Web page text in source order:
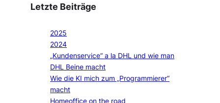
Letzte Beiträge
2025
2024
„Kundenservice“ a la DHL und wie man
DHL Beine macht
Wie die KI mich zum „Programmierer“
macht
Homeoffice on the road